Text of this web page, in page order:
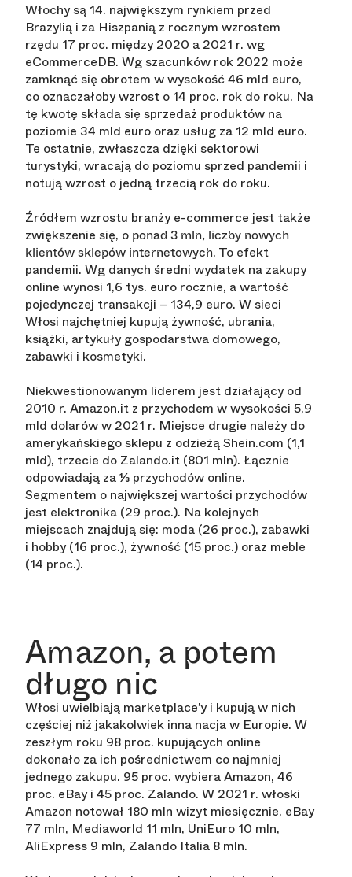
Włochy są 14. największym rynkiem przed
Brazylią i za Hiszpanią z rocznym wzrostem
rzędu 17 proc. między 2020 a 2021 r. wg
eCommerceDB. Wg szacunków rok 2022 może
zamknąć się obrotem w wysokość 46 mld euro,
co oznaczałoby wzrost o 14 proc. rok do roku. Na
tę kwotę składa się sprzedaż produktów na
poziomie 34 mld euro oraz usług za 12 mld euro.
Te ostatnie, zwłaszcza dzięki sektorowi
turystyki, wracają do poziomu sprzed pandemii i
notują wzrost o jedną trzecią rok do roku.
Źródłem wzrostu branży e-commerce jest także
zwiększenie się, o ponad 3 mln, liczby nowych
klientów sklepów internetowych. To efekt
pandemii. Wg danych średni wydatek na zakupy
online wynosi 1,6 tys. euro rocznie, a wartość
pojedynczej transakcji – 134,9 euro. W sieci
Włosi najchętniej kupują żywność, ubrania,
książki, artykuły gospodarstwa domowego,
zabawki i kosmetyki.
Niekwestionowanym liderem jest działający od
2010 r. Amazon.it z przychodem w wysokości 5,9
mld dolarów w 2021 r. Miejsce drugie należy do
amerykańskiego sklepu z odzieżą Shein.com (1,1
mld), trzecie do Zalando.it (801 mln). Łącznie
odpowiadają za ⅓ przychodów online.
Segmentem o największej wartości przychodów
jest elektronika (29 proc.). Na kolejnych
miejscach znajdują się: moda (26 proc.), zabawki
i hobby (16 proc.), żywność (15 proc.) oraz meble
(14 proc.).
Amazon, a potem
długo nic
Włosi uwielbiają marketplace’y i kupują w nich
częściej niż jakakolwiek inna nacja w Europie. W
zeszłym roku 98 proc. kupujących online
dokonało za ich pośrednictwem co najmniej
jednego zakupu. 95 proc. wybiera Amazon, 46
proc. eBay i 45 proc. Zalando. W 2021 r. włoski
Amazon notował 180 mln wizyt miesięcznie, eBay
77 mln, Mediaworld 11 mln, UniEuro 10 mln,
AliExpress 9 mln, Zalando Italia 8 mln.